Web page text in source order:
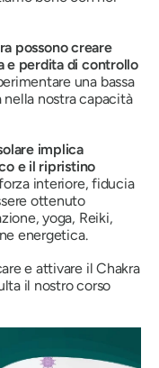
possono creare
e perdita di controllo
una bassa
nostra capacità
implica
e il ripristino
interiore, fiducia
ottenuto
yoga, Reiki,
energetica.
e attivare il Chakra
il nostro corso